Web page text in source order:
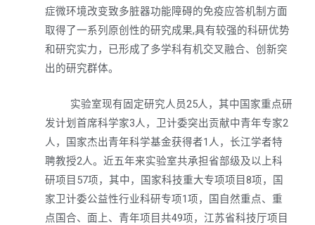
症微环境改变致多脏器功能障碍的免疫应答机制方面
取得了一系列原创性的研究成果,具有较强的科研优势
和研究实力，已形成了多学科有机交叉融合、创新突
出的研究群体。
实验室现有固定研究人员25人，其中国家重点研
发计划首席科学家3人，卫计委突出贡献中青年专家2
人，国家杰出青年科学基金获得者1人，长江学者特
聘教授2人。近五年来实验室共承担省部级及以上科
研项目57项，其中，国家科技重大专项项目8项，国
家卫计委公益性行业科研专项1项，国自然重点、重
点国合、面上、青年项目共49项，江苏省科技厅项目